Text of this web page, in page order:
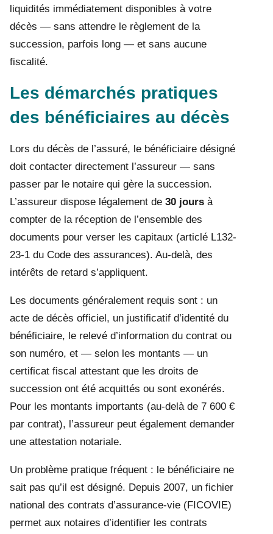
liquidités immédiatement disponibles à votre
décès — sans attendre le règlement de la
succession, parfois long — et sans aucune
fiscalité.
Les démarchés pratiques
des bénéficiaires au décès
Lors du décès de l’assuré, le bénéficiaire désigné
doit contacter directement l’assureur — sans
passer par le notaire qui gère la succession.
L’assureur dispose légalement de 30 jours à
compter de la réception de l’ensemble des
documents pour verser les capitaux (articlé L132-
23-1 du Code des assurances). Au-delà, des
intérêts de retard s’appliquent.
Les documents généralement requis sont : un
acte de décès officiel, un justificatif d’identité du
bénéficiaire, le relevé d’information du contrat ou
son numéro, et — selon les montants — un
certificat fiscal attestant que les droits de
succession ont été acquittés ou sont exonérés.
Pour les montants importants (au-delà de 7 600 €
par contrat), l’assureur peut également demander
une attestation notariale.
Un problème pratique fréquent : le bénéficiaire ne
sait pas qu’il est désigné. Depuis 2007, un fichier
national des contrats d’assurance-vie (FICOVIE)
permet aux notaires d’identifier les contrats